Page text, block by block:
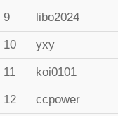
9 libo2024
10 yxy
11 koi0101
12 ccpower